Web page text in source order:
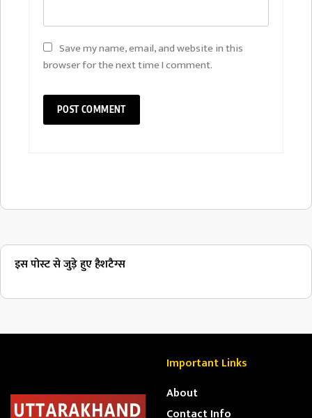
Save my name, email, and website in this
browser for the next time I comment.
इस पोस्ट से जुड़े हुए हैशटैग्स
Important Links
About